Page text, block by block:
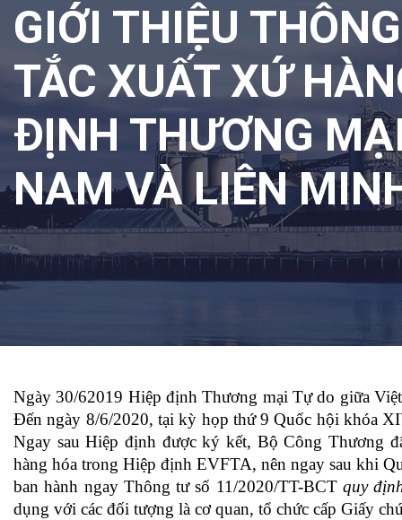
GIỚI THIỆU
TẮC XUẤT XỨ
ĐỊNH THƯƠNG
NAM VÀ LIÊN
Ngày 30/62019 Hiệp định Thương mại Tự do giữa
Đến ngày 8/6/2020, tại kỳ họp thứ 9 Quốc hội khóa
Ngay sau Hiệp định được ký kết, Bộ Công Thương
hàng hóa trong Hiệp định EVFTA, nên ngay sau khi
ban hành ngay Thông tư số 11/2020/TT-BCT quy
dụng với các đối tượng là cơ quan, tổ chức cấp Giấy